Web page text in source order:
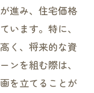
進み、住宅価格
います。特に、
く、将来的な資
ンを組む際は、
を立てることが